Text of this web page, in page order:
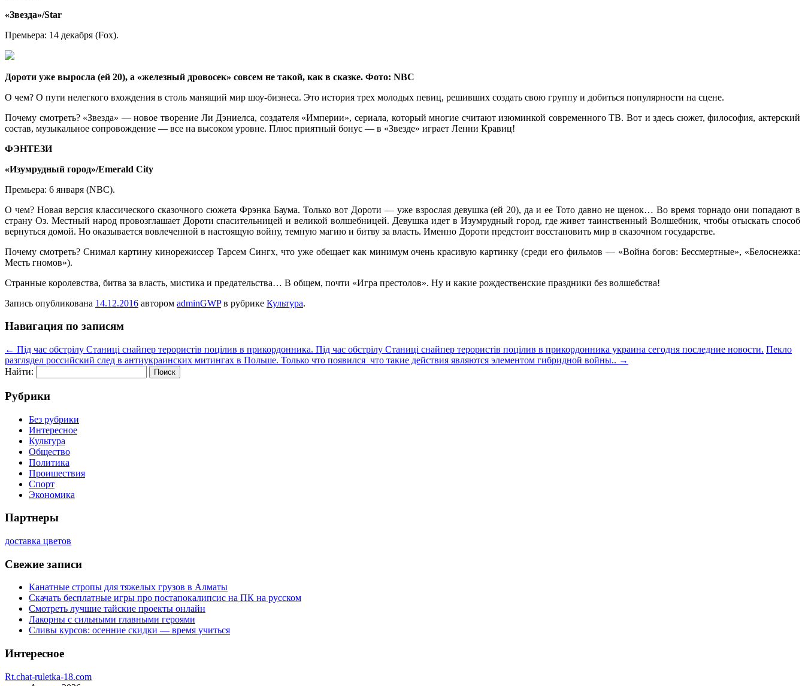
«Звезда»/Star
Премьера: 14 декабря (Fox).
Дороти уже выросла (ей 20), а «железный дровосек» совсем не такой, как в сказке. Фото: NBC
О чем? О пути нелегкого вхождения в столь манящий мир шоу-бизнеса. Это история трех молодых певиц, решивших создать свою группу и добиться популярности на сцене.
Почему смотреть? «Звезда» — новое творение Ли Дэниелса, создателя «Империи», сериала, который многие считают изюминкой современного ТВ. Вот и здесь сюжет, философия, актерский
состав, музыкальное сопровождение — все на высоком уровне. Плюс приятный бонус — в «Звезде» играет Ленни Кравиц!
ФЭНТЕЗИ
«Изумрудный город»/Emerald City
Премьера: 6 января (NBC).
О чем? Новая версия классического сказочного сюжета Фрэнка Баума. Только вот Дороти — уже взрослая девушка (ей 20), да и ее Тото давно не щенок… Во время торнадо они попадают в
страну Оз. Местный народ провозглашает Дороти спасительницей и великой волшебницей. Девушка идет в Изумрудный город, где живет таинственный Волшебник, чтобы отыскать способ
вернуться домой. Но оказывается вовлеченной в настоящую войну, темную магию и битву за власть. Именно Дороти предстоит восстановить мир в сказочном государстве.
Почему смотреть? Снимал картину кинорежиссер Тарсем Сингх, что уже обещает как минимум очень красивую картинку (среди его фильмов — «Война богов: Бессмертные», «Белоснежка:
Месть гномов»).
Странные королевства, битва за власть, мистика и предательства… В общем, почти «Игра престолов». Ну и какие рождественские праздники без волшебства!
Запись опубликована 14.12.2016 автором adminGWPв рубрике Культура.
Навигация по записям
← Під час обстрілу Станиці снайпер терористів поцілив в прикордонника. Під час обстрілу Станиці снайпер терористів поцілив в прикордонника украина сегодня последние новости. Пекло
разглядел российский след в антиукраинских митингах в Польше. Только что появился что такие действия являются элементом гибридной войны.. →
Найти:
Рубрики
Без рубрики
Интересное
Культура
Общество
Политика
Проишествия
Спорт
Экономика
Партнеры
доставка цветов
Свежие записи
Канатные стропы для тяжелых грузов в Алматы
Скачать бесплатные игры про постапокалипсис на ПК на русском
Смотреть лучшие тайские проекты онлайн
Лакорны с сильными главными героями
Сливы курсов: осенние скидки — время учиться
Интересное
Rt.chat-ruletka-18.com